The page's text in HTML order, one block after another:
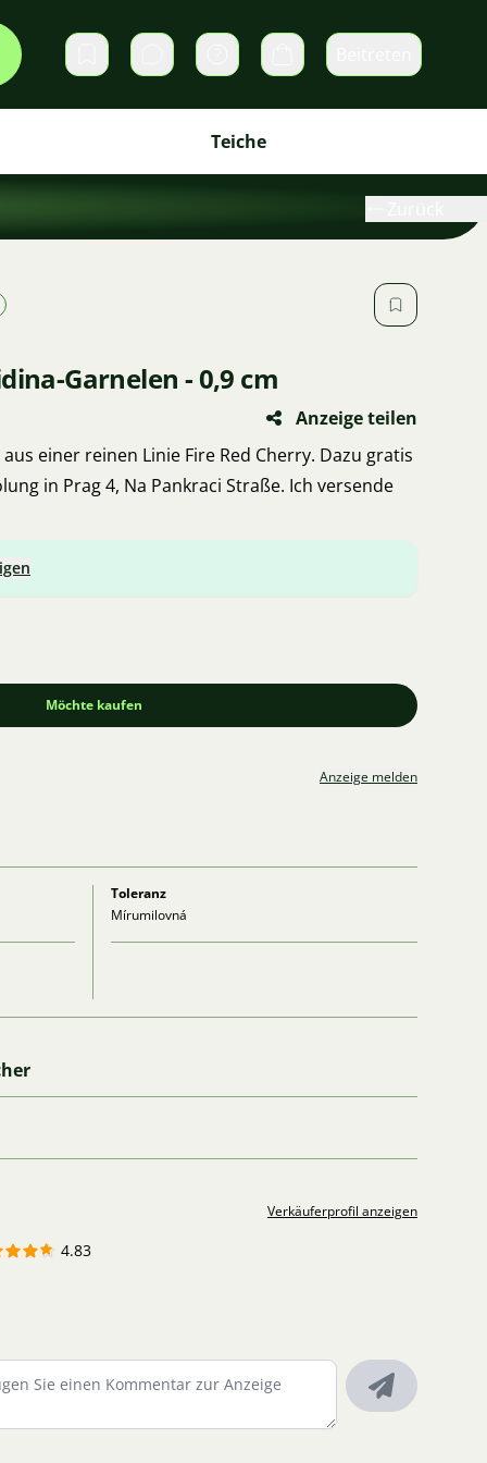
DirektnachrichtenWarenkorb
Teiche
Garnelen - 0,9 cm
Anzeige teilen
einer reinen Linie Fire Red Cherry. Dazu gratis
in Prag 4, Na Pankraci Straße. Ich versende
Möchte kaufen
Anzeige melden
Toleranz
Mírumilovná
Verkäuferprofil anzeigen
4.83